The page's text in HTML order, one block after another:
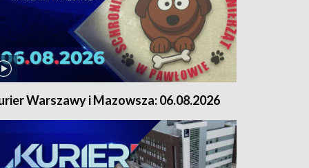
Warszawy i Mazowsza: 06.08.2026